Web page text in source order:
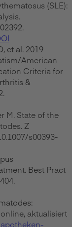
(SLE):
et al. 2019
American
Criteria for
&
M. State of the
Z
s00393-
Best Pract
aktualisiert